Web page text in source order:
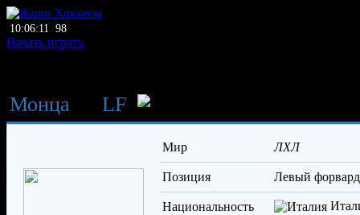
10:06:11 98
Начать играть
Монца LF
Мир ЛХЛ
Позиция левый форвард
Национальность